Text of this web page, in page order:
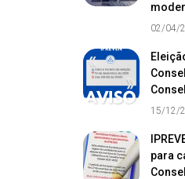
02/04/
15/12/
para